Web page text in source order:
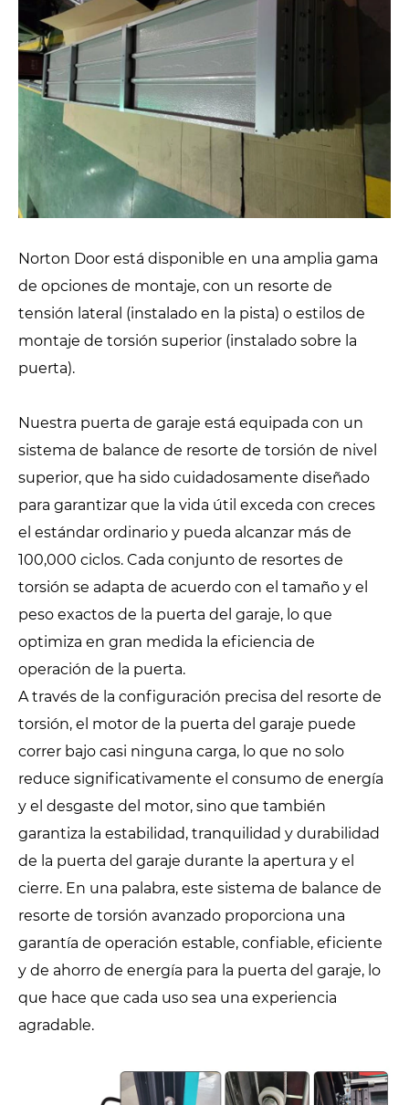
Norton Door está disponible en una amplia gama
de opciones de montaje, con un resorte de
tensión lateral (instalado en la pista) o estilos de
montaje de torsión superior (instalado sobre la
puerta).
Nuestra puerta de garaje está equipada con un
sistema de balance de resorte de torsión de nivel
superior, que ha sido cuidadosamente diseñado
para garantizar que la vida útil exceda con creces
el estándar ordinario y pueda alcanzar más de
100,000 ciclos. Cada conjunto de resortes de
torsión se adapta de acuerdo con el tamaño y el
peso exactos de la puerta del garaje, lo que
optimiza en gran medida la eficiencia de
operación de la puerta.
A través de la configuración precisa del resorte de
torsión, el motor de la puerta del garaje puede
correr bajo casi ninguna carga, lo que no solo
reduce significativamente el consumo de energía
y el desgaste del motor, sino que también
garantiza la estabilidad, tranquilidad y durabilidad
de la puerta del garaje durante la apertura y el
cierre. En una palabra, este sistema de balance de
resorte de torsión avanzado proporciona una
garantía de operación estable, confiable, eficiente
y de ahorro de energía para la puerta del garaje, lo
que hace que cada uso sea una experiencia
agradable.